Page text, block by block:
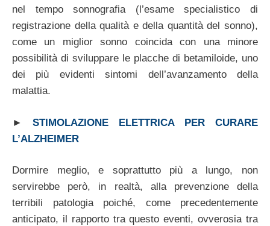
nel tempo sonnografia (l’esame specialistico di
registrazione della qualità e della quantità del sonno),
come un miglior sonno coincida con una minore
possibilità di sviluppare le placche di betamiloide, uno
dei più evidenti sintomi dell’avanzamento della
malattia.
► STIMOLAZIONE ELETTRICA PER CURARE
L’ALZHEIMER
Dormire meglio, e soprattutto più a lungo, non
servirebbe però, in realtà, alla prevenzione della
terribili patologia poiché, come precedentemente
anticipato, il rapporto tra questo eventi, ovverosia tra